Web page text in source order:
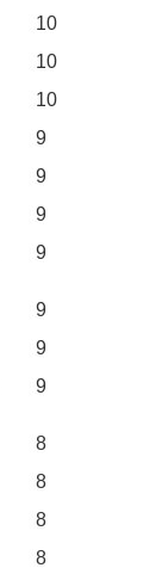
10
10
10
9
9
9
9
9
9
9
8
8
8
8